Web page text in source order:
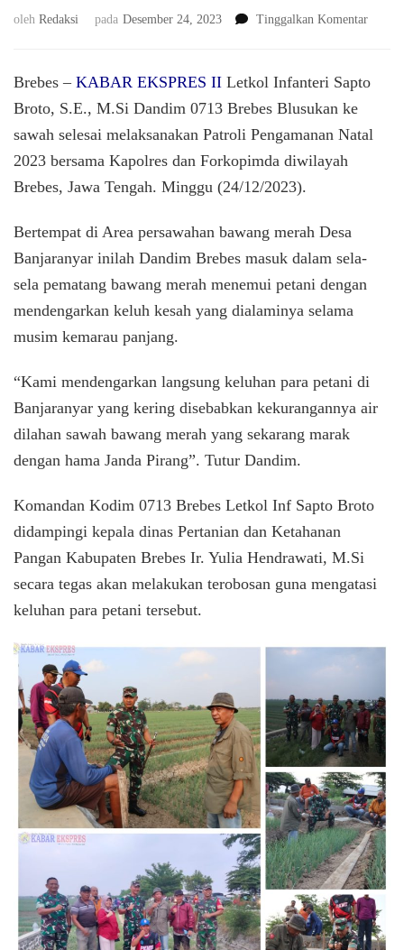
oleh Redaksi pada Desember 24, 2023 Tinggalkan Komentarpada
Temui
Brebes – KABAR EKSPRES II Letkol Infanteri Sapto
Broto, S.E., M.Si Dandim 0713 Brebes Blusukan ke
sawah selesai melaksanakan Patroli Pengamanan Natal
2023 bersama Kapolres dan Forkopimda diwilayah
Brebes, Jawa Tengah. Minggu (24/12/2023).
Bertempat di Area persawahan bawang merah Desa
Banjaranyar inilah Dandim Brebes masuk dalam sela-
sela pematang bawang merah menemui petani dengan
mendengarkan keluh kesah yang dialaminya selama
musim kemarau panjang.
“Kami mendengarkan langsung keluhan para petani di
Banjaranyar yang kering disebabkan kekurangannya air
dilahan sawah bawang merah yang sekarang marak
dengan hama Janda Pirang”. Tutur Dandim.
Komandan Kodim 0713 Brebes Letkol Inf Sapto Broto
didampingi kepala dinas Pertanian dan Ketahanan
Pangan Kabupaten Brebes Ir. Yulia Hendrawati, M.Si
secara tegas akan melakukan terobosan guna mengatasi
keluhan para petani tersebut.